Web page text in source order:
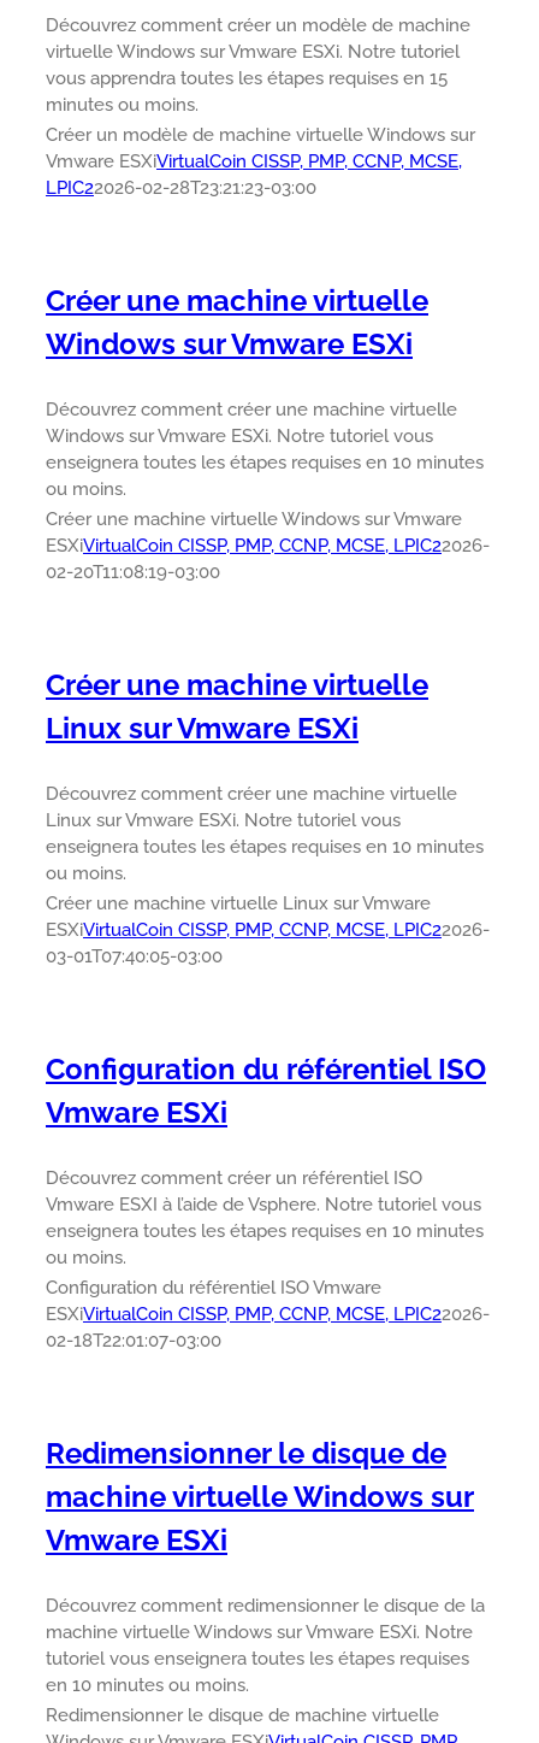
Découvrez comment créer un modèle de machine
virtuelle Windows sur Vmware ESXi. Notre tutoriel
vous apprendra toutes les étapes requises en 15
minutes ou moins.
Créer un modèle de machine virtuelle Windows sur
Vmware ESXiVirtualCoin CISSP, PMP, CCNP, MCSE,
LPIC22026-02-28T23:21:23-03:00
Créer une machine virtuelle
Windows sur Vmware ESXi
Découvrez comment créer une machine virtuelle
Windows sur Vmware ESXi. Notre tutoriel vous
enseignera toutes les étapes requises en 10 minutes
ou moins.
Créer une machine virtuelle Windows sur Vmware
ESXiVirtualCoin CISSP, PMP, CCNP, MCSE, LPIC22026-
02-20T11:08:19-03:00
Créer une machine virtuelle
Linux sur Vmware ESXi
Découvrez comment créer une machine virtuelle
Linux sur Vmware ESXi. Notre tutoriel vous
enseignera toutes les étapes requises en 10 minutes
ou moins.
Créer une machine virtuelle Linux sur Vmware
ESXiVirtualCoin CISSP, PMP, CCNP, MCSE, LPIC22026-
03-01T07:40:05-03:00
Configuration du référentiel ISO
Vmware ESXi
Découvrez comment créer un référentiel ISO
Vmware ESXI à l’aide de Vsphere. Notre tutoriel vous
enseignera toutes les étapes requises en 10 minutes
ou moins.
Configuration du référentiel ISO Vmware
ESXiVirtualCoin CISSP, PMP, CCNP, MCSE, LPIC22026-
02-18T22:01:07-03:00
Redimensionner le disque de
machine virtuelle Windows sur
Vmware ESXi
Découvrez comment redimensionner le disque de la
machine virtuelle Windows sur Vmware ESXi. Notre
tutoriel vous enseignera toutes les étapes requises
en 10 minutes ou moins.
Redimensionner le disque de machine virtuelle